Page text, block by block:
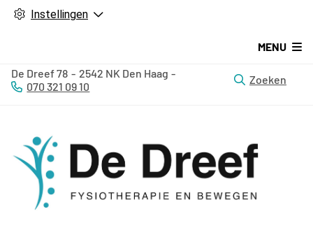
Instellingen
MENU
De Dreef78 2542 NK Den Haag
Tel:
070 321 09 10
Zoeken